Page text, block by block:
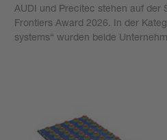
AUDI und Precitec stehen auf der
Frontiers Award 2026. In der
systems“ wurden beide